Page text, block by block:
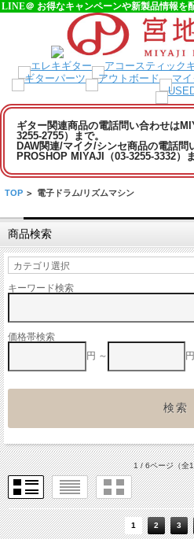
LINE＠ お得なキャンペーンや新製品情報を
ギター関連商品の電話問い合わせは
3255-2755）まで。
DAW関連/マイク/シンセ商品の電話問
PROSHOP MIYAJI（03-3255-3332）ま
TOP > 電子ドラム/リズムマシン
商品検索
キーワード検索
価格帯検索
円 ～
円
1 / 6ページ（全
1 2 3